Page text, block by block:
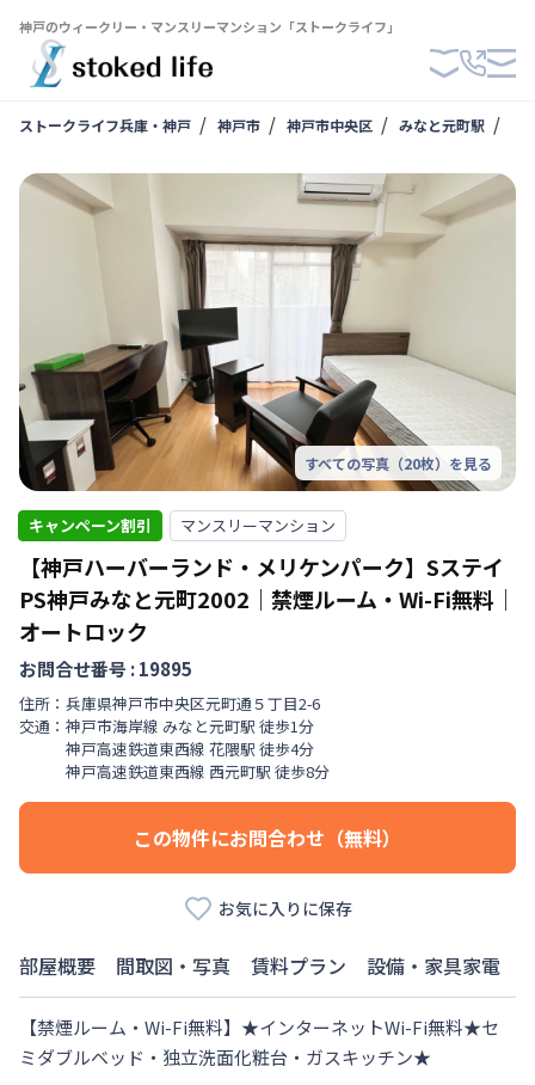
神戸のウィークリー・マンスリーマンション「ストークライフ」
ストークライフ兵庫・神戸 神戸市 神戸市中央区 みなと元町駅
すべての写真（20枚）を見る
キャンペーン割引 マンスリーマンション
【神戸ハーバーランド・メリケンパーク】Sステイ
PS神戸みなと元町2002｜禁煙ルーム・Wi-Fi無料｜
オートロック
お問合せ番号 :19895
住所： 兵庫県神戸市中央区元町通５丁目2-6
交通： 神戸市海岸線 みなと元町駅 徒歩1分
神戸高速鉄道東西線 花隈駅 徒歩4分
神戸高速鉄道東西線 西元町駅 徒歩8分
この物件にお問合わせ（無料）
お気に入りに保存
部屋概要 間取図・写真 賃料プラン 設備・家具家電
【禁煙ルーム・Wi-Fi無料】★インターネットWi-Fi無料★セ
ミダブルベッド・独立洗面化粧台・ガスキッチン★